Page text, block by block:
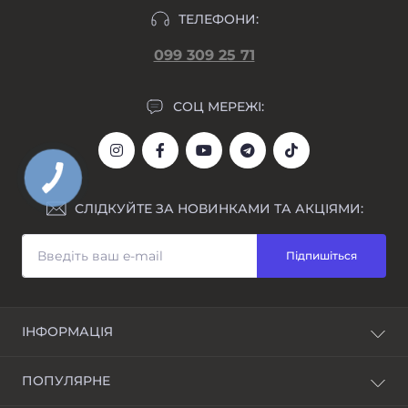
ТЕЛЕФОНИ:
099 309 25 71
СОЦ МЕРЕЖІ:
СЛІДКУЙТЕ ЗА НОВИНКАМИ ТА АКЦІЯМИ:
Підпишіться
ІНФОРМАЦІЯ
Awarder - бренд наручних годинників
ПОПУЛЯРНЕ